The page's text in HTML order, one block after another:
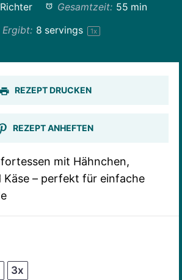
Gesamtzeit: 55 min
Ergibt: 8 servings 1x
REZEPT DRUCKEN
REZEPT ANHEFTEN
mit Hähnchen,
– perfekt für einfache
3x